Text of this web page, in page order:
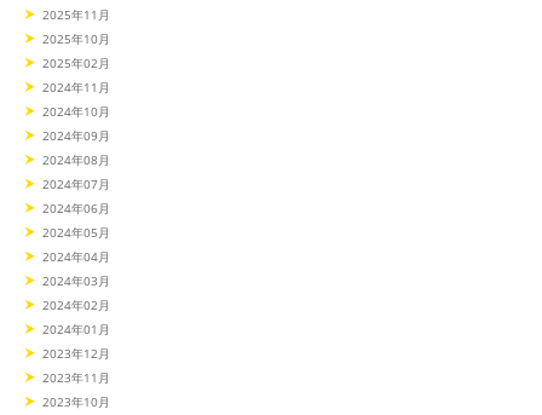
2025年11月
2025年10月
2025年02月
2024年11月
2024年10月
2024年09月
2024年08月
2024年07月
2024年06月
2024年05月
2024年04月
2024年03月
2024年02月
2024年01月
2023年12月
2023年11月
2023年10月